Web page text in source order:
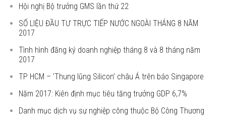
Hội nghị Bộ trưởng GMS lần thứ 22
SỐ LIỆU ĐẦU TƯ TRỰC TIẾP NƯỚC NGOÀI THÁNG 8 NĂM
2017
Tình hình đăng ký doanh nghiệp tháng 8 và 8 tháng năm
2017
TP HCM – ‘Thung lũng Silicon’ châu Á trên báo Singapore
Năm 2017: Kiên định mục tiêu tăng trưởng GDP 6,7%
Danh mục dịch vụ sự nghiệp công thuộc Bộ Công Thương